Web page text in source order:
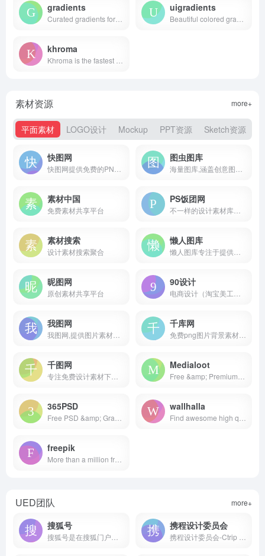
gradients uigradients
khroma
素材资源
平面素材 LOGO设计 Mockup PPT资源 Sketch资源
more+
快图网 图虫图库
素材中国
免费素材共享平台
PS饭团网
素材搜索
设计素材搜索聚合
懒人图库
昵图网
原创素材共享平台
90设计
我图网 千库网
千图网 Medialoot
365PSD wallhalla
freepik
UED团队 more+
搜狐号 携程设计委员会